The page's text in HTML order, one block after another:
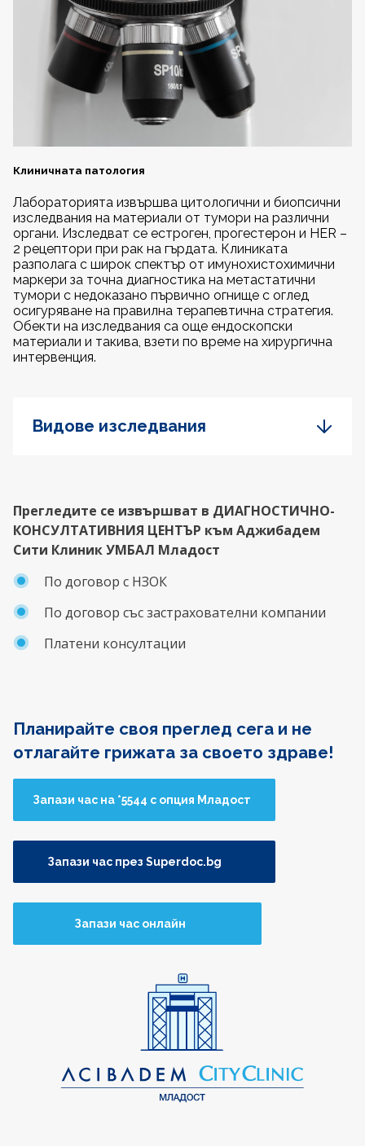
Клиничната патология
Лабораторията извършва цитологични и биопсични
изследвания на материали от тумори на различни
органи. Изследват се естроген, прогестерон и HER –
2 рецептори при рак на гърдата. Клиниката
разполага с широк спектър от имунохистохимични
маркери за точна диагностика на метастатични
тумори с недоказано първично огнище с оглед
осигуряване на правилна терапевтична стратегия.
Обекти на изследвания са още ендоскопски
материали и такива, взети по време на хирургична
интервенция.
Видове изследвания
Прегледите се извършват в ДИАГНОСТИЧНО-
КОНСУЛТАТИВНИЯ ЦЕНТЪР към Аджибадем
Сити Клиник УМБАЛ Младост
Пo договор с НЗОК
По договор със застрахователни компании
Платени консултации
Планирайте своя преглед сега и не
отлагайте грижата за своето здраве!
Запази час на *5544 с опция Младост
Запази час през Superdoc.bg
Запази час онлайн